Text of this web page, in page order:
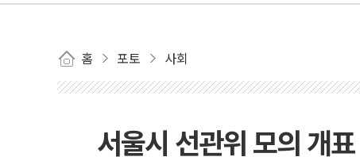
홈 포토 사회
서울시 선관위 모의 개